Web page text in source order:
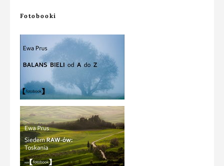
Fotobooki